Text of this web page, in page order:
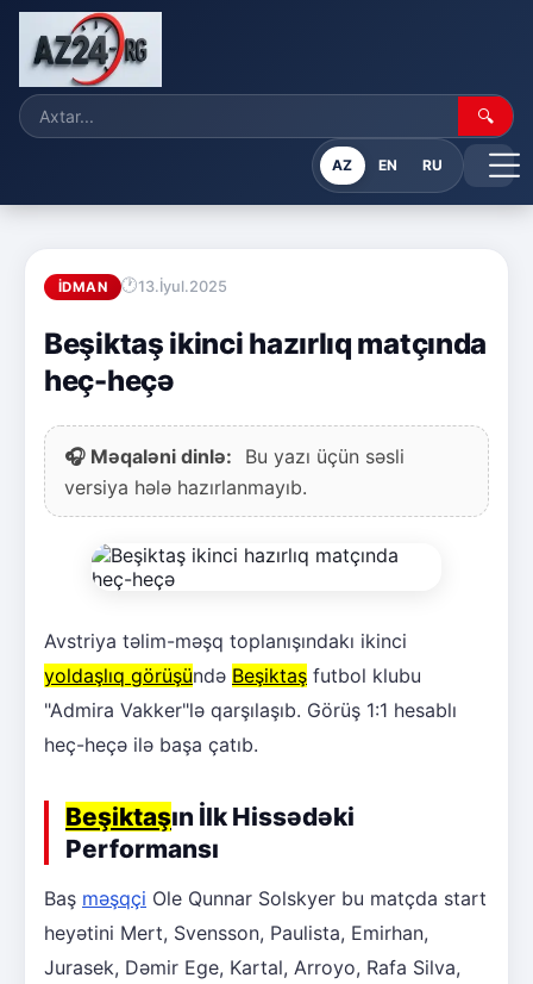
🔍
AZ EN RU
İDMAN 13.İyul.2025
Beşiktaş ikinci hazırlıq matçında
heç-heçə
🎧 Məqaləni dinlə:
Bu yazı üçün səsli
versiya hələ hazırlanmayıb.
Avstriya təlim-məşq toplanışındakı ikinci
yoldaşlıq görüşündə Beşiktaş futbol klubu
"Admira Vakker"lə qarşılaşıb. Görüş 1:1 hesablı
heç-heçə ilə başa çatıb.
Beşiktaşın İlk Hissədəki
Performansı
Baş məşqçi Ole Qunnar Solskyer bu matçda start
heyətini Mert, Svensson, Paulista, Emirhan,
Jurasek, Dəmir Ege, Kartal, Arroyo, Rafa Silva,